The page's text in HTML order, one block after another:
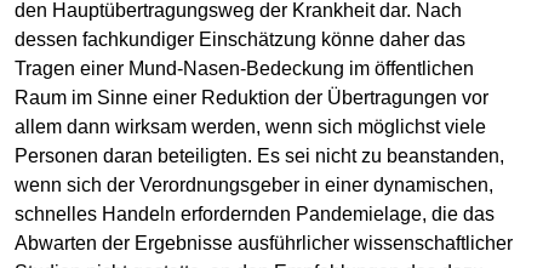
den Hauptübertragungsweg der Krankheit dar. Nach
dessen fachkundiger Einschätzung könne daher das
Tragen einer Mund-Nasen-Bedeckung im öffentlichen
Raum im Sinne einer Reduktion der Übertragungen vor
allem dann wirksam werden, wenn sich möglichst viele
Personen daran beteiligten. Es sei nicht zu beanstanden,
wenn sich der Verordnungsgeber in einer dynamischen,
schnelles Handeln erfordernden Pandemielage, die das
Abwarten der Ergebnisse ausführlicher wissenschaftlicher